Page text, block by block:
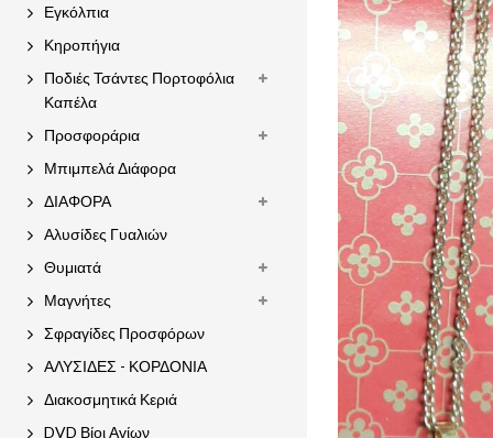
Εγκόλπια
Κηροπήγια
Ποδιές Τσάντες Πορτοφόλια
Καπέλα
Προσφοράρια
Μπιμπελά Διάφορα
ΔΙΑΦΟΡΑ
Αλυσίδες Γυαλιών
Θυμιατά
Μαγνήτες
Σφραγίδες Προσφόρων
ΑΛΥΣΙΔΕΣ - ΚΟΡΔΟΝΙΑ
Διακοσμητικά Κεριά
DVD Βίοι Αγίων